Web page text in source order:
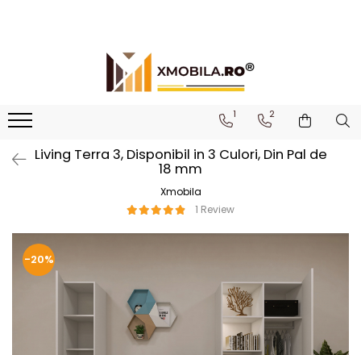
Bucătării Complete
Corpuri superioare bucătărie
Corpuri inferioare bucătărie
Mobilier institutional
Dulapuri 2 uși
Birouri
1 2
Living Terra 3, Disponibil in 3 Culori, Din Pal de
18 mm
Xmobila
1 Review
-20%